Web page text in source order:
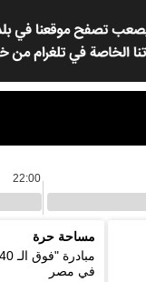
22:00
مساحة حرة
في مصر